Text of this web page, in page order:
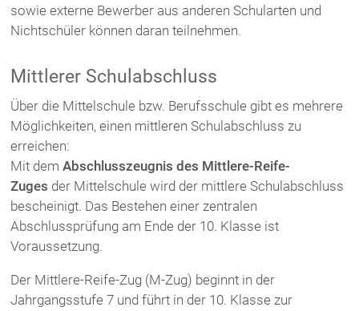
sowie externe Bewerber aus anderen Schularten und
Nichtschüler können daran teilnehmen.
Mittlerer Schulabschluss
Über die Mittelschule bzw. Berufsschule gibt es mehrere
Möglichkeiten, einen mittleren Schulabschluss zu
erreichen:
Mit demAbschlusszeugnis des Mittlere-Reife-
Zuges der Mittelschule wird der mittlere Schulabschluss
bescheinigt. Das Bestehen einer zentralen
Abschlussprüfung am Ende der 10. Klasse ist
Voraussetzung.
Der Mittlere-Reife-Zug (M-Zug) beginnt in der
Jahrgangsstufe 7 und führt in der 10. Klasse zur